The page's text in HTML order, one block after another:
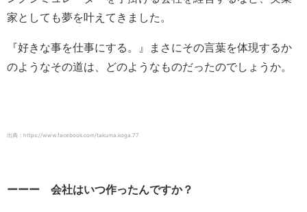
家としても夢を叶えてきました。
『好きな事を仕事にする。』まさにその言葉を体現するか
のようなその道は、どのようなものだったのでしょうか。
出典：https://www.facebook.com/takuma.koga.77
ーーー 会社はいつ作ったんですか？